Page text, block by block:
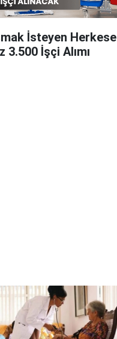
İsteyen Herkese
3.500 İşçi Alımı